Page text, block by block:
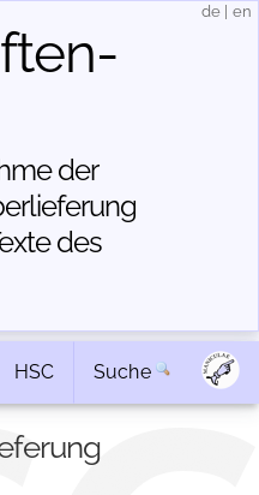
der
des
de en
HSC Suche